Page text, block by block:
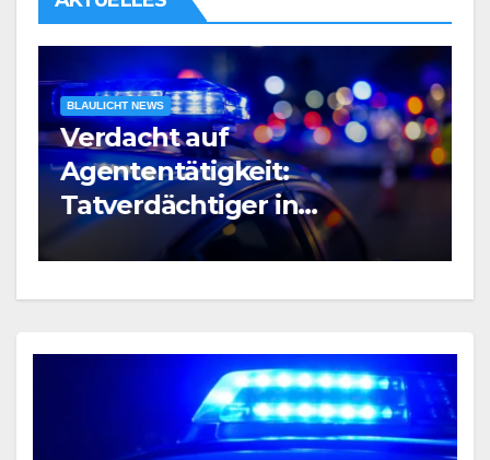
BLAULICHT NEWS
Verdacht auf
Agententätigkeit:
Tatverdächtiger in
Untersuchungshaft